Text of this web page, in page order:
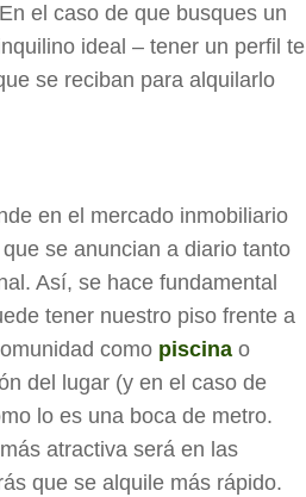
el caso de que busques un
ideal – tener un perfil te
se reciban para alquilarlo
en el mercado inmobiliario
que se anuncian a diario tanto
Así, se hace fundamental
tener nuestro piso frente a
como piscina o
del lugar (y en el caso de
lo es una boca de metro.
atractiva será en las
que se alquile más rápido.